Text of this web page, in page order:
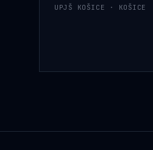
UPJŠ KOŠICE · KOŠICE